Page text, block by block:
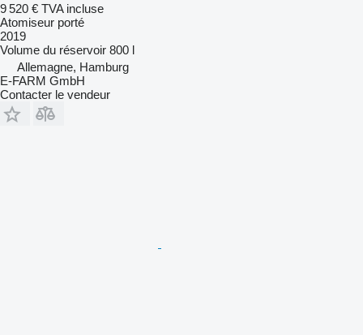
9 520 € TVA incluse
Atomiseur porté
2019
Volume du réservoir 800 l
Allemagne, Hamburg
E-FARM GmbH
Contacter le vendeur